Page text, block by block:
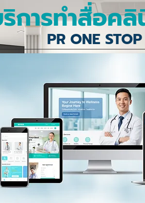
การทำสื่อค
PR ONE